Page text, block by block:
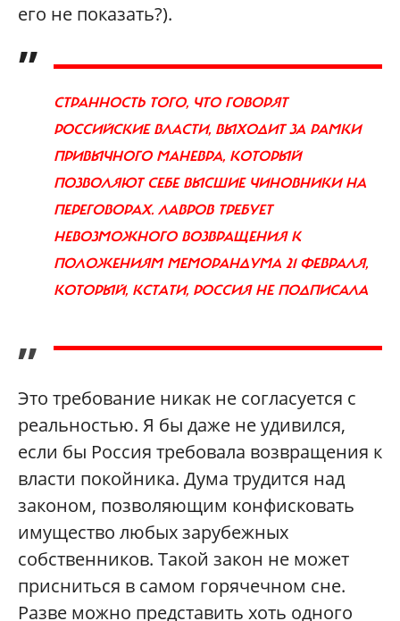
его не показать?).
„
СТРАННОСТЬ ТОГО, ЧТО ГОВОРЯТ
РОССИЙСКИЕ ВЛАСТИ, ВЫХОДИТ ЗА РАМКИ
ПРИВЫЧНОГО МАНЕВРА, КОТОРЫЙ
ПОЗВОЛЯЮТ СЕБЕ ВЫСШИЕ ЧИНОВНИКИ НА
ПЕРЕГОВОРАХ. ЛАВРОВ ТРЕБУЕТ
НЕВОЗМОЖНОГО ВОЗВРАЩЕНИЯ К
ПОЛОЖЕНИЯМ МЕМОРАНДУМА 21 ФЕВРАЛЯ,
КОТОРЫЙ, КСТАТИ, РОССИЯ НЕ ПОДПИСАЛА
”
Это требование никак не согласуется с
реальностью. Я бы даже не удивился,
если бы Россия требовала возвращения к
власти покойника. Дума трудится над
законом, позволяющим конфисковать
имущество любых зарубежных
собственников. Такой закон не может
присниться в самом горячечном сне.
Разве можно представить хоть одного